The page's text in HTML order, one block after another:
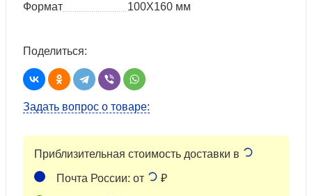
Формат
100Х160 мм
Поделиться:
Задать вопрос о товаре:
Приблизительная стоимость доставки в
Почта России: от ₽